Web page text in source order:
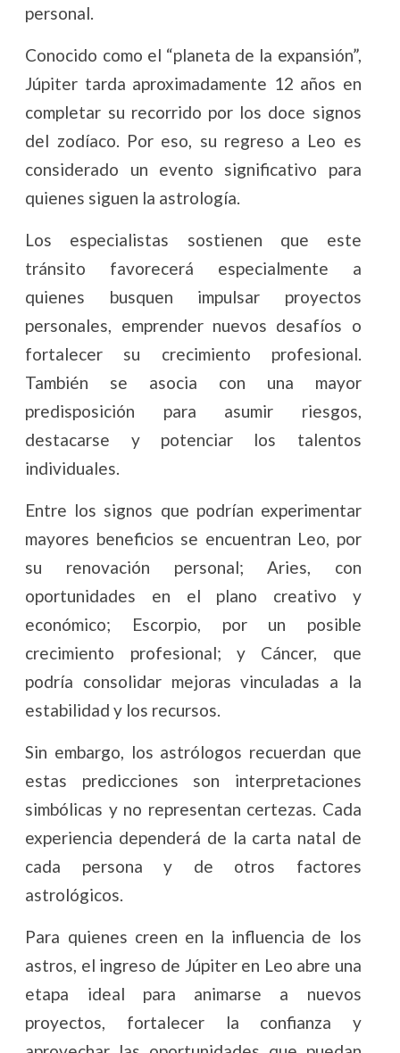
personal.
Conocido como el “planeta de la expansión”,
Júpiter tarda aproximadamente 12 años en
completar su recorrido por los doce signos
del zodíaco. Por eso, su regreso a Leo es
considerado un evento significativo para
quienes siguen la astrología.
Los especialistas sostienen que este
tránsito favorecerá especialmente a
quienes busquen impulsar proyectos
personales, emprender nuevos desafíos o
fortalecer su crecimiento profesional.
También se asocia con una mayor
predisposición para asumir riesgos,
destacarse y potenciar los talentos
individuales.
Entre los signos que podrían experimentar
mayores beneficios se encuentran Leo, por
su renovación personal; Aries, con
oportunidades en el plano creativo y
económico; Escorpio, por un posible
crecimiento profesional; y Cáncer, que
podría consolidar mejoras vinculadas a la
estabilidad y los recursos.
Sin embargo, los astrólogos recuerdan que
estas predicciones son interpretaciones
simbólicas y no representan certezas. Cada
experiencia dependerá de la carta natal de
cada persona y de otros factores
astrológicos.
Para quienes creen en la influencia de los
astros, el ingreso de Júpiter en Leo abre una
etapa ideal para animarse a nuevos
proyectos, fortalecer la confianza y